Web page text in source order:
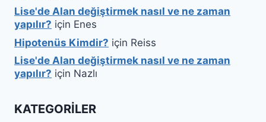
Lise'de Alan değiştirmek nasıl ve ne zaman
yapılır? için Enes
Hipotenüs Kimdir? için Reiss
Lise'de Alan değiştirmek nasıl ve ne zaman
yapılır? için Nazlı
KATEGORILER